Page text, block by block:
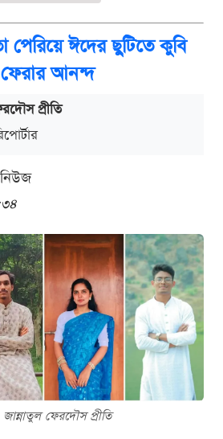
পেরিয়ে ঈদের ছুটিতে কুবি
ফেরার আনন্দ
প্রীতি
ফেরদৌস প্রীতি